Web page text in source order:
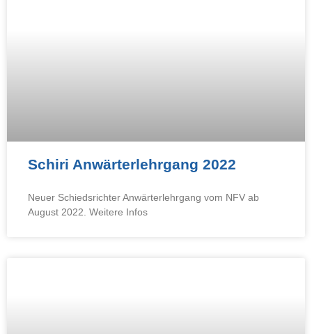
Schiri Anwärterlehrgang 2022
Neuer Schiedsrichter Anwärterlehrgang vom NFV ab
August 2022. Weitere Infos